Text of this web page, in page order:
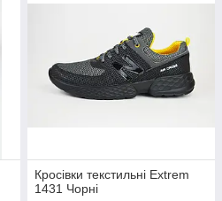
Кросівки текстильні Extrem
1431 Чорні